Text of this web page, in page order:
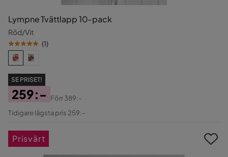
Lympne Tvättlapp 10-pack
Röd/Vit
(1)
SE PRISET!
Pris
259:-
Original
Förr389:-
Tidigare lägsta pris 259:-
Prisvärt